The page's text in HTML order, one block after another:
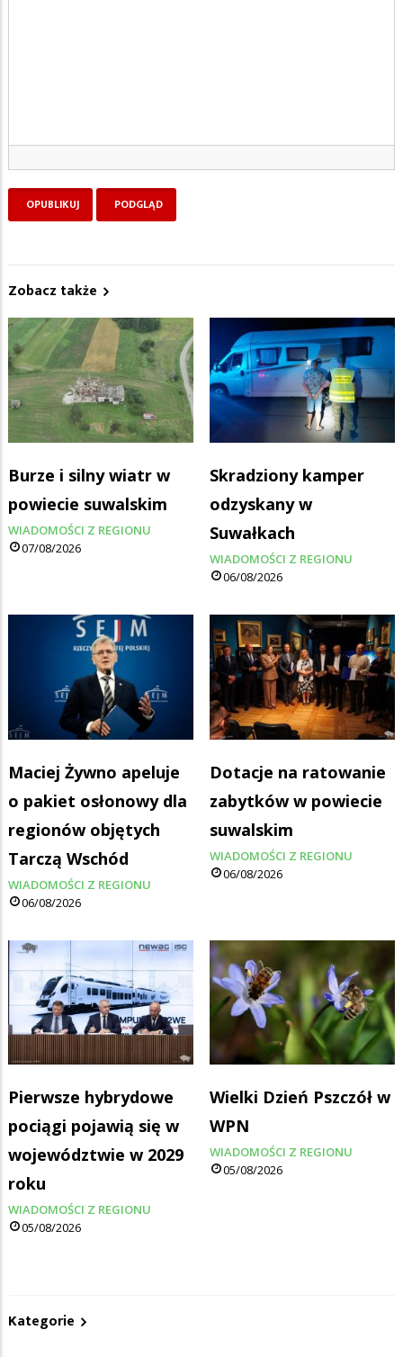
Zobacz także
Burze i silny wiatr w
powiecie suwalskim
WIADOMOŚCI Z REGIONU
07/08/2026
Skradziony kamper
odzyskany w
Suwałkach
WIADOMOŚCI Z REGIONU
06/08/2026
Maciej Żywno apeluje
o pakiet osłonowy dla
regionów objętych
Tarczą Wschód
WIADOMOŚCI Z REGIONU
06/08/2026
Dotacje na ratowanie
zabytków w powiecie
suwalskim
WIADOMOŚCI Z REGIONU
06/08/2026
Pierwsze hybrydowe
pociągi pojawią się w
województwie w 2029
roku
WIADOMOŚCI Z REGIONU
05/08/2026
Wielki Dzień Pszczół w
WPN
WIADOMOŚCI Z REGIONU
05/08/2026
Kategorie